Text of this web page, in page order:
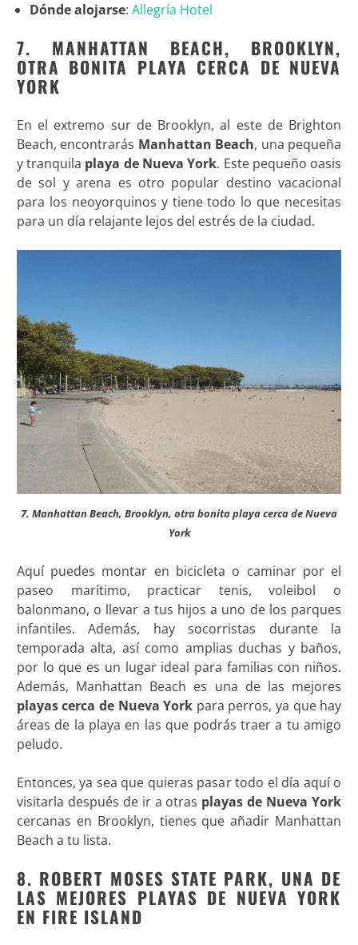
Dónde alojarse: Allegría Hotel
7. MANHATTAN BEACH, BROOKLYN,
OTRA BONITA PLAYA CERCA DE NUEVA
YORK
En el extremo sur de Brooklyn, al este de Brighton
Beach, encontrarás Manhattan Beach, una pequeña
y tranquila playa de Nueva York. Este pequeño oasis
de sol y arena es otro popular destino vacacional
para los neoyorquinos y tiene todo lo que necesitas
para un día relajante lejos del estrés de la ciudad.
7. Manhattan Beach, Brooklyn, otra bonita playa cerca de Nueva
York
Aquí puedes montar en bicicleta o caminar por el
paseo marítimo, practicar tenis, voleibol o
balonmano, o llevar a tus hijos a uno de los parques
infantiles. Además, hay socorristas durante la
temporada alta, así como amplias duchas y baños,
por lo que es un lugar ideal para familias con niños.
Además, Manhattan Beach es una de las mejores
playas cerca de Nueva York para perros, ya que hay
áreas de la playa en las que podrás traer a tu amigo
peludo.
Entonces, ya sea que quieras pasar todo el día aquí o
visitarla después de ir a otras playas de Nueva York
cercanas en Brooklyn, tienes que añadir Manhattan
Beach a tu lista.
8. ROBERT MOSES STATE PARK, UNA DE
LAS MEJORES PLAYAS DE NUEVA YORK
EN FIRE ISLAND